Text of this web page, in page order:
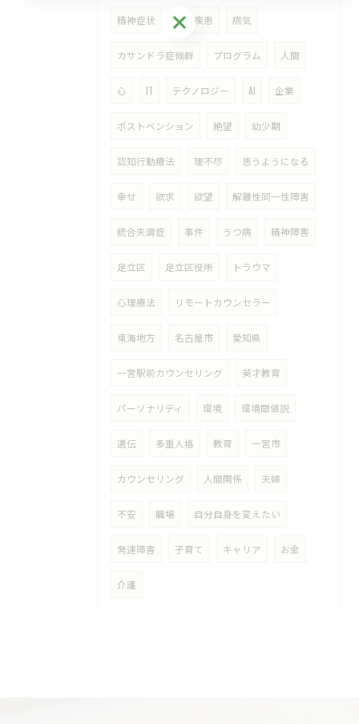
精神症状 精神疾患 病気
カサンドラ症候群 プログラム 人間
心 IT テクノロジー AI 企業
ポストベンション 絶望 幼少期
認知行動療法 理不尽 思うようになる
幸せ 欲求 欲望 解離性同一性障害
統合失調症 事件 うつ病 精神障害
足立区 足立区役所 トラウマ
心理療法 リモートカウンセラー
東海地方 名古屋市 愛知県
一宮駅前カウンセリング 英才教育
パーソナリティ 環境 環境閾値説
遺伝 多重人格 教育 一宮市
カウンセリング 人間関係 夫婦
不安 職場 自分自身を変えたい
発達障害 子育て キャリア お金
介護
ご予約・お問い合わせはこちら